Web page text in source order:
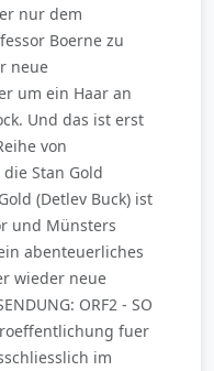
nur dem
Boerne zu
neue
um ein Haar an
Und das ist erst
von
Stan Gold
(Detlev Buck) ist
und Münsters
abenteuerliches
wieder neue
ORF2 - SO
fuer
im